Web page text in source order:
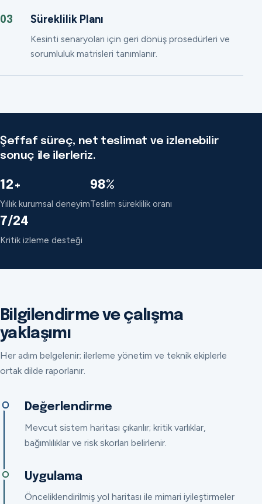
03 Süreklilik Planı
Kesinti senaryoları için geri dönüş prosedürleri ve
sorumluluk matrisleri tanımlanır.
Şeffaf süreç, net teslimat ve izlenebilir
sonuç ile ilerleriz.
12+
Yıllık kurumsal deneyim
98%
Teslim süreklilik oranı
7/24
Kritik izleme desteği
Bilgilendirme ve çalışma
yaklaşımı
Her adım belgelenir; ilerleme yönetim ve teknik ekiplerle
ortak dilde raporlanır.
Değerlendirme
Mevcut sistem haritası çıkarılır; kritik varlıklar,
bağımlılıklar ve risk skorları belirlenir.
Uygulama
Önceliklendirilmiş yol haritası ile mimari iyileştirmeler